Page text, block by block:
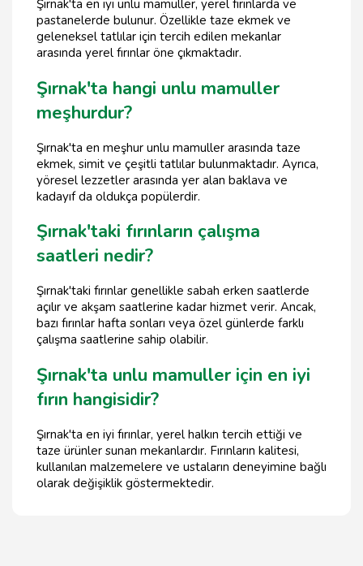
Şırnak'ta en iyi unlu mamuller, yerel fırınlarda ve
pastanelerde bulunur. Özellikle taze ekmek ve
geleneksel tatlılar için tercih edilen mekanlar
arasında yerel fırınlar öne çıkmaktadır.
Şırnak'ta hangi unlu mamuller
meşhurdur?
Şırnak'ta en meşhur unlu mamuller arasında taze
ekmek, simit ve çeşitli tatlılar bulunmaktadır. Ayrıca,
yöresel lezzetler arasında yer alan baklava ve
kadayıf da oldukça popülerdir.
Şırnak'taki fırınların çalışma
saatleri nedir?
Şırnak'taki fırınlar genellikle sabah erken saatlerde
açılır ve akşam saatlerine kadar hizmet verir. Ancak,
bazı fırınlar hafta sonları veya özel günlerde farklı
çalışma saatlerine sahip olabilir.
Şırnak'ta unlu mamuller için en iyi
fırın hangisidir?
Şırnak'ta en iyi fırınlar, yerel halkın tercih ettiği ve
taze ürünler sunan mekanlardır. Fırınların kalitesi,
kullanılan malzemelere ve ustaların deneyimine bağlı
olarak değişiklik göstermektedir.